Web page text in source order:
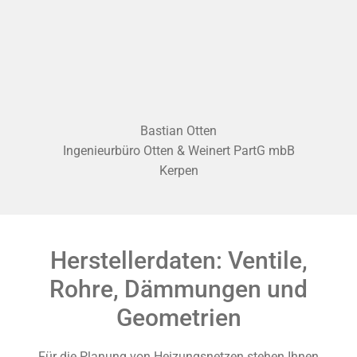
Bastian Otten
Ingenieurbüro Otten & Weinert PartG mbB
Kerpen
Herstellerdaten: Ventile,
Rohre, Dämmungen und
Geometrien